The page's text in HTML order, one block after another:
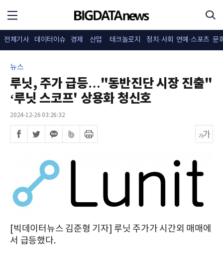
전체기사 데이터이슈 경제 산업 테크놀로지 정치·사회 연예·스포츠 문
뉴스
루닛, 주가 급등…"동반진단 시장 진출"
‘루닛 스코프' 상용화 청신호
2024-12-26 03:26:32
[빅데이터뉴스 김준형 기자] 루닛 주가가 시간외 매매에
서 급등했다.